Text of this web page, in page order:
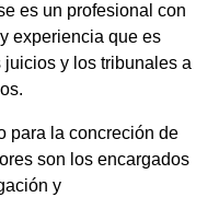
es un profesional con
experiencia que es
y los tribunales a
para la concreción de
son los encargados
y